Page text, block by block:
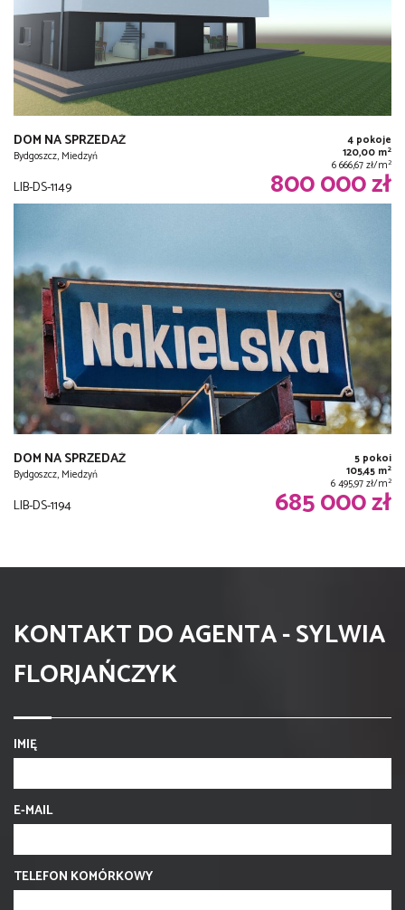
DOM NA SPRZEDAŻ
Bydgoszcz, Miedzyń
4 pokoje
120,00 m2
6 666,67 zł/m2
LIB-DS-1149 800 000 zł
DOM NA SPRZEDAŻ
Bydgoszcz, Miedzyń
5 pokoi
105,45 m2
6 495,97 zł/m2
LIB-DS-1194 685 000 zł
KONTAKT DO AGENTA - SYLWIA
FLORJAŃCZYK
IMIĘ
E-MAIL
TELEFON KOMÓRKOWY